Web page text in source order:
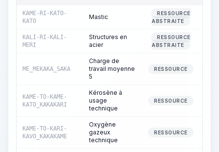
KAME-RI-KATO-
KATO
Mastic
RESSOURCE
ABSTRAITE
KALI-RI-KALI-
MERI
Structures en
acier
RESSOURCE
ABSTRAITE
ME_MEKAKA_SAKA
Charge de
travail moyenne
5
RESSOURCE
KAME-TO-KAME-
KATO_KAKAKARI
Kérosène à
usage
technique
RESSOURCE
KAME-TO-KARI-
KAVO_KAKAKAME
Oxygène
gazeux
technique
RESSOURCE